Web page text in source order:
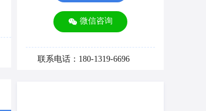
微信咨询
联系电话：180-1319-6696